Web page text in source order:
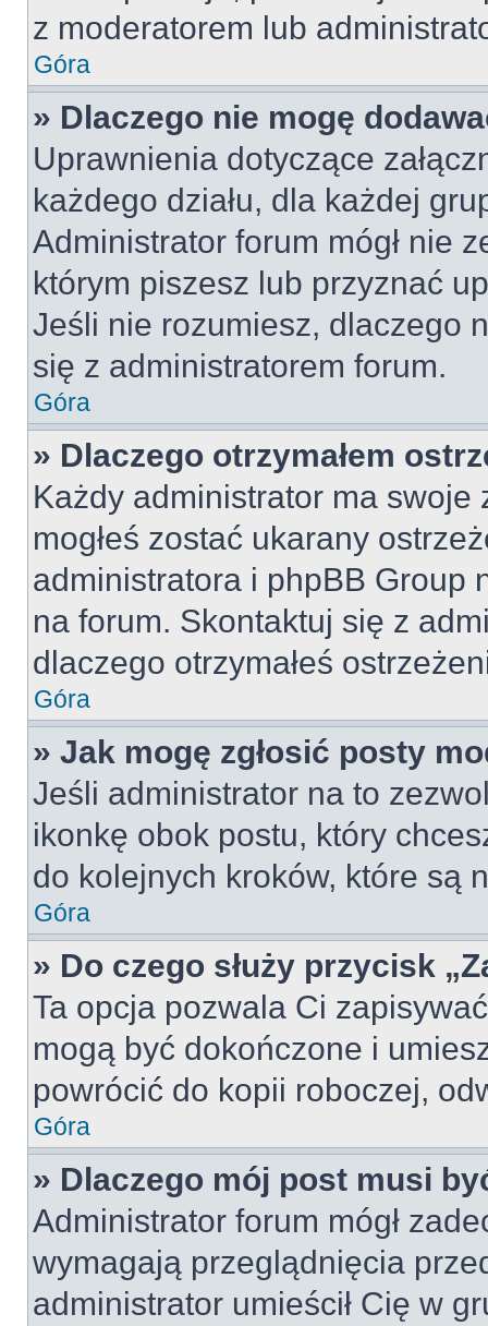
z moderatorem lub
Góra
» Dlaczego nie mogę
Uprawnienia dotyczące
każdego działu, dla każdej
Administrator forum mógł nie
którym piszesz lub przyznać
Jeśli nie rozumiesz, dlaczego
się z administratorem forum.
Góra
» Dlaczego otrzymałem
Każdy administrator ma swoje
mogłeś zostać ukarany
administratora i phpBB Group
na forum. Skontaktuj się z
dlaczego otrzymałeś
Góra
» Jak mogę zgłosić posty
Jeśli administrator na to
ikonkę obok postu, który
do kolejnych kroków, które są
Góra
» Do czego służy przycisk
Ta opcja pozwala Ci
mogą być dokończone i
powrócić do kopii roboczej,
Góra
» Dlaczego mój post musi
Administrator forum mógł
wymagają przeglądnięcia
administrator umieścił Cię w